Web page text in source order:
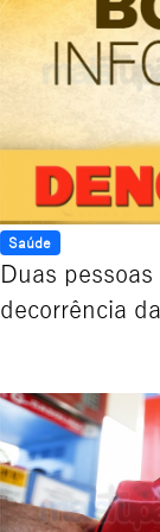
Saúde
Duas
decorrência